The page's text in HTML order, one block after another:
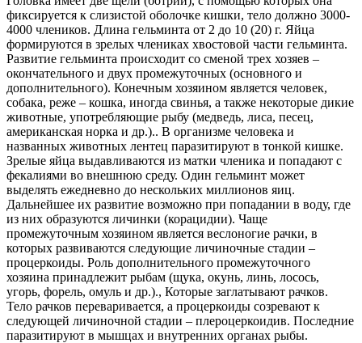
фиксируется к слизистой оболочке кишки, тело должно 3000-
4000 члеников. Длина гельминта от 2 до 10 (20) г. Яйца
формируются в зрелых члениках хвостовой части гельминта.
Развитие гельминта происходит со сменой трех хозяев –
окончательного и двух промежуточных (основного и
дополнительного). Конечным хозяином является человек,
собака, реже – кошка, иногда свинья, а также некоторые дикие
животные, употребляющие рыбу (медведь, лиса, песец,
американская норка и др.).. В организме человека и
названных животных лентец паразитируют в тонкой кишке.
Зрелые яйца выдавливаются из матки членика и попадают с
фекалиями во внешнюю среду. Один гельминт может
выделять ежедневно до нескольких миллионов яиц.
Дальнейшее их развитие возможно при попадании в воду, где
из них образуются личинки (корацидии). Чаще
промежуточным хозяином является веслоногие рачки, в
которых развиваются следующие личиночные стадии –
процеркоиды. Роль дополнительного промежуточного
хозяина принадлежит рыбам (щука, окунь, линь, лосось,
угорь, форель, омуль и др.)., Которые заглатывают рачков.
Тело рачков переваривается, а процеркоиды созревают к
следующей личиночной стадии – плероцеркоидив. Последние
паразитируют в мышцах и внутренних органах рыбы.